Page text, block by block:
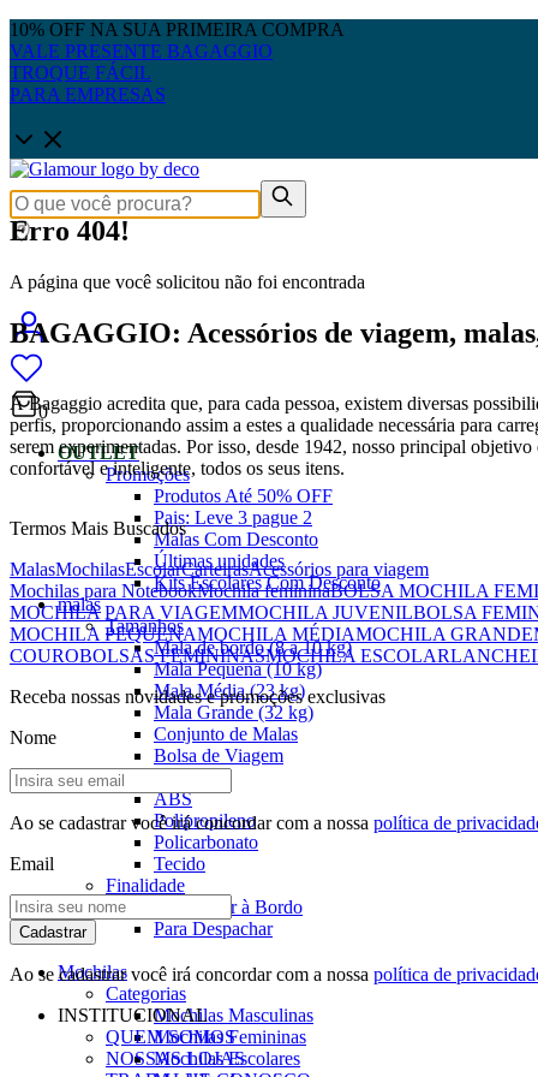
10% OFF NA SUA PRIMEIRA COMPRA
VALE PRESENTE BAGAGGIO
TROQUE FÁCIL
PARA EMPRESAS
0
OUTLET
Promoções
Produtos Até 50% OFF
Pais: Leve 3 pague 2
Malas Com Desconto
Últimas unidades
Kits Escolares Com Desconto
malas
Tamanhos
Mala de bordo (8 a 10 kg)
Mala Pequena (10 kg)
Mala Média (23 kg)
Mala Grande (32 kg)
Conjunto de Malas
Bolsa de Viagem
Materiais
ABS
Polipropileno
Policarbonato
Tecido
Finalidade
Para Levar à Bordo
Para Despachar
Mochilas
Categorias
Mochilas Masculinas
Mochilas Femininas
Mochilas Escolares
Erro 404!
A página que você solicitou não foi encontrada
BAGAGGIO: Acessórios de viagem,
A Bagaggio acredita que, para cada pessoa, existem diversas
perfis, proporcionando assim a estes a qualidade necessária para
serem experimentadas. Por isso, desde 1942, nosso principal
confortável e inteligente, todos os seus itens.
Termos Mais Buscados
MalasMochilasEscolarCarteirasAcessórios para viagem
Mochilas para NotebookMochila femininaBOLSA MOCHILA
MOCHILA PARA VIAGEMMOCHILA JUVENILBOLSA
MOCHILA PEQUENAMOCHILA MÉDIAMOCHILA GRANDE
COUROBOLSAS FEMININASMOCHILA ESCOLAR
Receba nossas novidades e promoções exclusivas
Nome
Ao se cadastrar você irá concordar com a nossa política de
Email
Cadastrar
Ao se cadastrar você irá concordar com a nossa política de
INSTITUCIONAL
QUEM SOMOS
NOSSAS LOJAS